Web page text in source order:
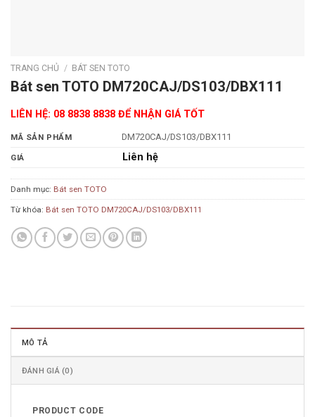
TRANG CHỦ / BÁT SEN TOTO
Bát sen TOTO DM720CAJ/DS103/DBX111
LIÊN HỆ: 08 8838 8838 ĐỂ NHẬN GIÁ TỐT
MÃ SẢN PHẨM DM720CAJ/DS103/DBX111
GIÁ Liên hệ
Danh mục: Bát sen TOTO
Từ khóa: Bát sen TOTO DM720CAJ/DS103/DBX111
MÔ TẢ
ĐÁNH GIÁ (0)
PRODUCT CODE